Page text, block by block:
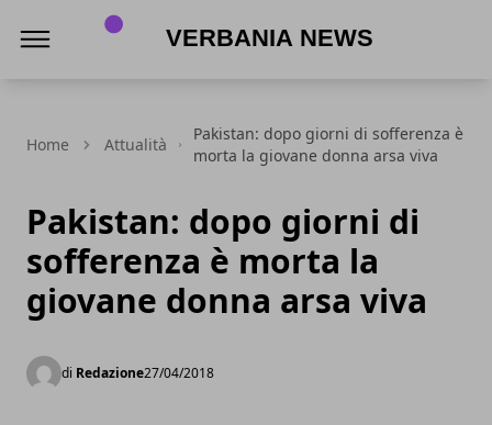
Home Attualità
Pakistan: dopo giorni di sofferenza è
morta la giovane donna arsa viva
Pakistan: dopo giorni di
sofferenza è morta la
giovane donna arsa viva
di Redazione27/04/2018